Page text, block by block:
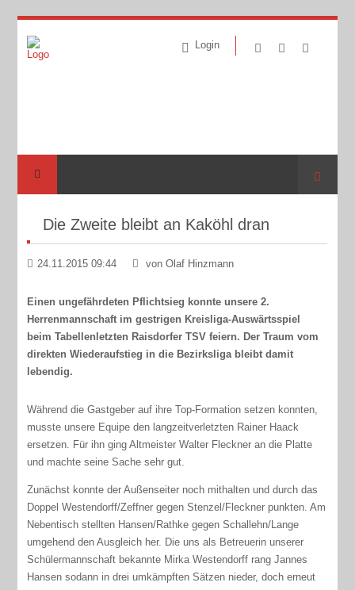
Login
Suche
Die Zweite bleibt an Kaköhl dran
24.11.2015 09:44 von Olaf Hinzmann
Einen ungefährdeten Pflichtsieg konnte unsere 2.
Herrenmannschaft im gestrigen Kreisliga-Auswärtsspiel
beim Tabellenletzten Raisdorfer TSV feiern. Der Traum vom
direkten Wiederaufstieg in die Bezirksliga bleibt damit
lebendig.
Während die Gastgeber auf ihre Top-Formation setzen konnten,
musste unsere Equipe den langzeitverletzten Rainer Haack
ersetzen. Für ihn ging Altmeister Walter Fleckner an die Platte
und machte seine Sache sehr gut.
Zunächst konnte der Außenseiter noch mithalten und durch das
Doppel Westendorff/Zeffner gegen Stenzel/Fleckner punkten. Am
Nebentisch stellten Hansen/Rathke gegen Schallehn/Lange
umgehend den Ausgleich her. Die uns als Betreuerin unserer
Schülermannschaft bekannte Mirka Westendorff rang Jannes
Hansen sodann in drei umkämpften Sätzen nieder, doch erneut